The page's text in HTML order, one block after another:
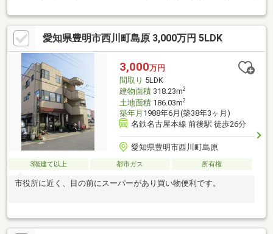
風通し良好な立地！○開発分譲地内落ち着いた環境でお子様にも
安心の環境。○ご内覧希望の際は、お気軽にナカジツまでお問い
合わせください！■■■【周辺環境】■■■・セブンイレブン中京競
馬場前店 徒歩約6分・アオキスーパー前後店 徒歩約12分・ユ
タカ緑堺松店 徒歩約7分・イオンタウン有松 徒歩約23分・豊
明新栄郵便局 徒歩約5分・マミーナ保育園 徒歩約9分・舘小学
校 徒歩約10分
愛知県豊明市西川町島原 3,000万円 5LDK
3,000万円
間取り 5LDK
建物面積318.23m2
土地面積186.03m2
築年月 1988年6月(築38年3ヶ月)
名鉄名古屋本線 前後駅 徒歩26分
愛知県豊明市西川町島原
3階建て以上 都市ガス 所有権
市役所に近く、目の前にスーパーがあり買い物便利です。